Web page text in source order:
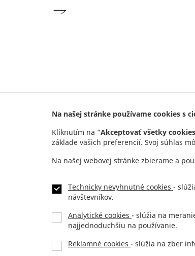
JTRE a.s.,RIVER PARK,Dvořákovo nábrežie 10
Headquarters: +421 2 5941 8200 Showroom:
Na našej stránke používame cookies s
Kliknutím na “Akceptovať všetky cookies
základe vašich preferencií. Svoj súhlas
Na našej webovej stránke zbierame a
Technicky nevyhnutné cookies -
návštevníkov.
Analytické cookies - slúžia na
najjednoduchšiu na používanie.
Reklamné cookies - slúžia na zber